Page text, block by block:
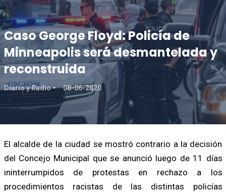
Caso George Floyd: Policía de
Minneapolis será desmantelada y
reconstruida
Diario y Radio 08-06-2020
El alcalde de la ciudad se mostró contrario a la decisión
del Concejo Municipal que se anunció luego de 11 días
ininterrumpidos de protestas en rechazo a los
procedimientos racistas de las distintas policías